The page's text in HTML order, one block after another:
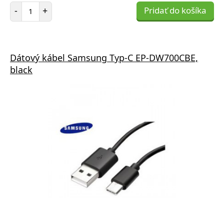
- Počet položiek
+ Pridať do košíka
Dátový kábel Samsung Typ-C EP-DW700CBE,
black